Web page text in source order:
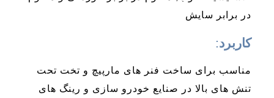
در برابر سایش
کاربرد:
مناسب برای ساخت فنر های مارپیچ و تخت تحت
تنش های بالا در صنایع خودرو سازی و رینگ های